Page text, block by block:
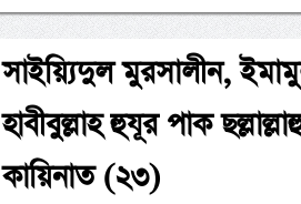
সাইয়্যিদুল মুরসালীন,
হাবীবুল্লাহ হুযূর পাক
কায়িনাত (২৩)